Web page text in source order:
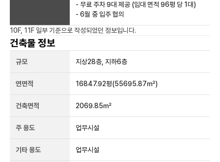
- 무료 주차 9대 제공 (임대 면적 96평 당 1대)
- 6월 중 입주 협의
10F, 11F 일부 기준으로 작성되었던 정보입니다.
건축물 정보
규모 지상28층, 지하6층
연면적 16847.92평(55695.87㎡)
건축면적 2069.85㎡
주 용도 업무시설
기타 용도 업무시설